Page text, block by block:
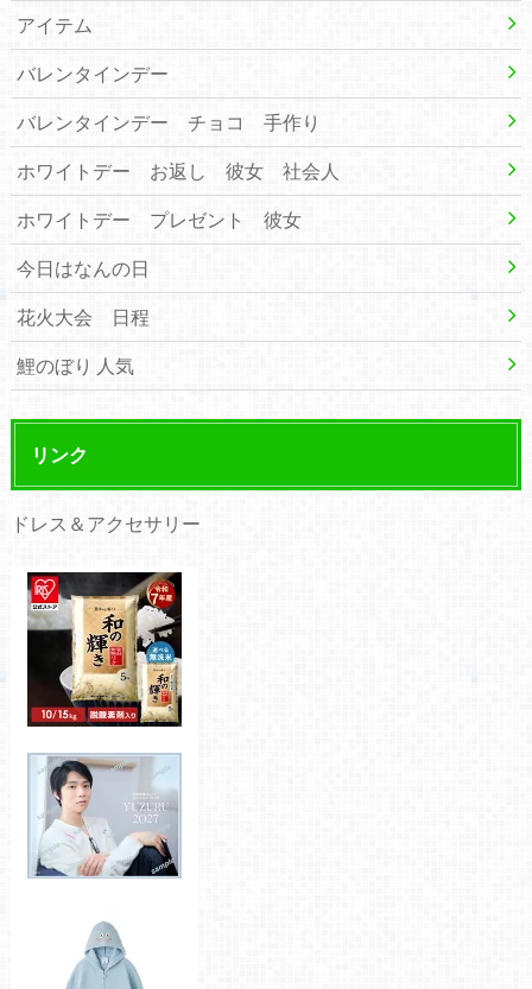
アイテム
バレンタインデー
バレンタインデー チョコ 手作り
ホワイトデー お返し 彼女 社会人
ホワイトデー プレゼント 彼女
今日はなんの日
花火大会 日程
鯉のぼり 人気
リンク
ドレス＆アクセサリー